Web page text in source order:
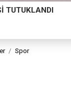
TUTUKLANDI
Spor